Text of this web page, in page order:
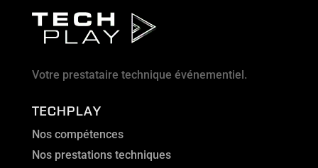
Votre prestataire technique événementiel.
TECHPLAY
Nos compétences
Nos prestations techniques